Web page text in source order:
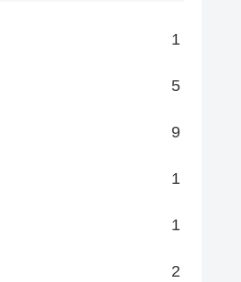
1
5
9
1
1
2